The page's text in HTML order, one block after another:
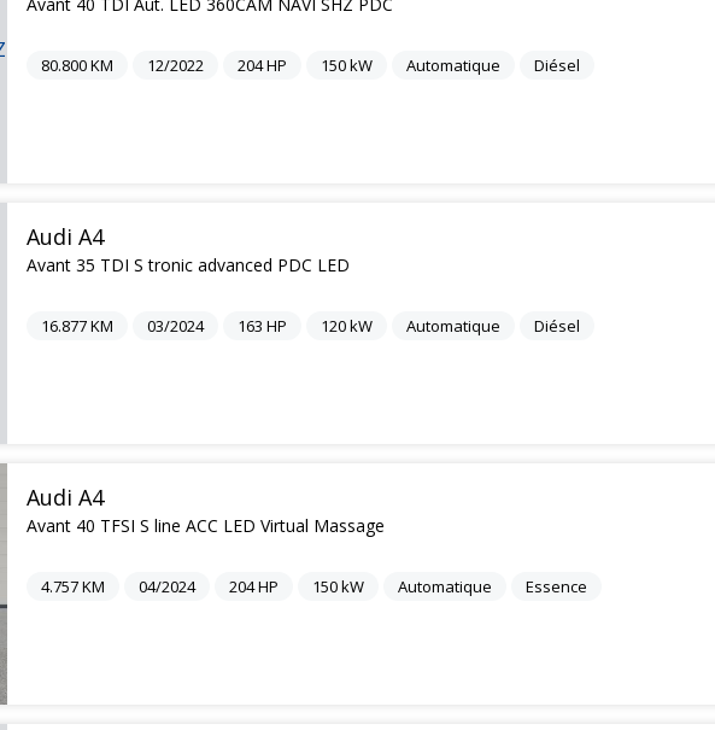
80.800KM 12/2022 204HP 150kW Automatique Diésel
Audi A4
Avant 35 TDI S tronic advanced PDC LED
16.877KM 03/2024 163 HP 120kW Automatique Diésel
Audi A4
Avant 40 TFSI S line ACC LED Virtual Massage
4.757KM 04/2024 204HP 150kW Automatique Essence